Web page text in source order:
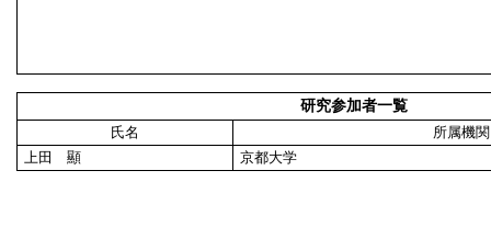
研究参加者一覧
氏名
所属機関
上田 顯
京都大学